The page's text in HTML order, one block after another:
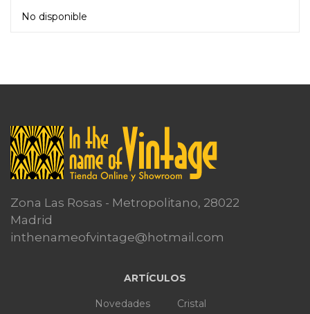
No disponible
Zona Las Rosas - Metropolitano, 28022
Madrid
inthenameofvintage@hotmail.com
ARTÍCULOS
Novedades
Cristal